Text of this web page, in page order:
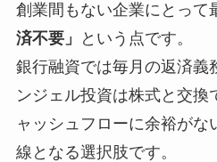
創業間もない企業にとって
済不要」
という点です。
銀行融資では毎月の返済義
ンジェル投資は株式と交換
ャッシュフローに余裕がな
線となる選択肢です。